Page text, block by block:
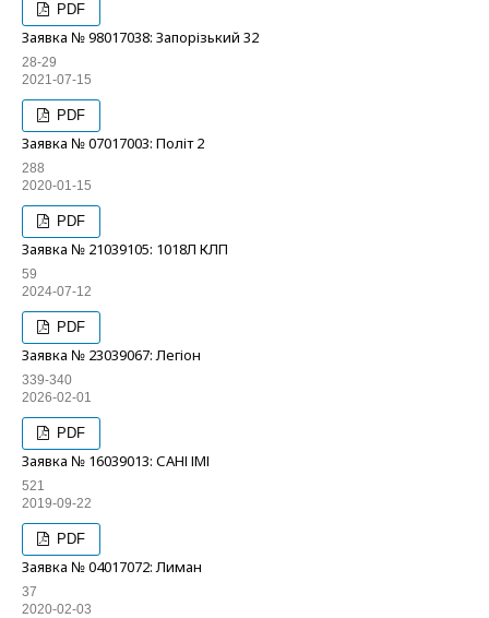
PDF
Заявка № 98017038: Запорізький 32
28-29
2021-07-15
PDF
Заявка № 07017003: Політ 2
288
2020-01-15
PDF
Заявка № 21039105: 1018Л КЛП
59
2024-07-12
PDF
Заявка № 23039067: Легіон
339-340
2026-02-01
PDF
Заявка № 16039013: САНІ ІМІ
521
2019-09-22
PDF
Заявка № 04017072: Лиман
37
2020-02-03